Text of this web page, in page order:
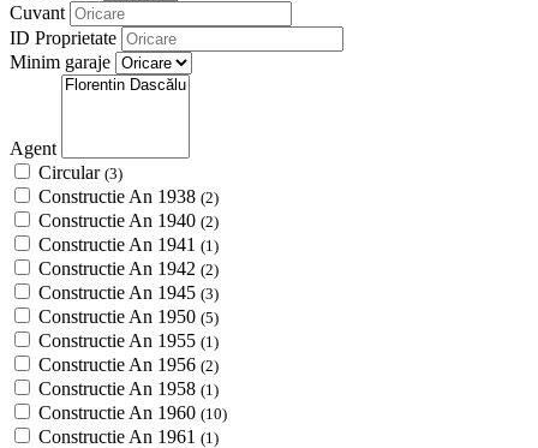
Cuvant
ID Proprietate
Minim garaje
Agent
Circular (3)
Constructie An 1938 (2)
Constructie An 1940 (2)
Constructie An 1941 (1)
Constructie An 1942 (2)
Constructie An 1945 (3)
Constructie An 1950 (5)
Constructie An 1955 (1)
Constructie An 1956 (2)
Constructie An 1958 (1)
Constructie An 1960 (10)
Constructie An 1961 (1)